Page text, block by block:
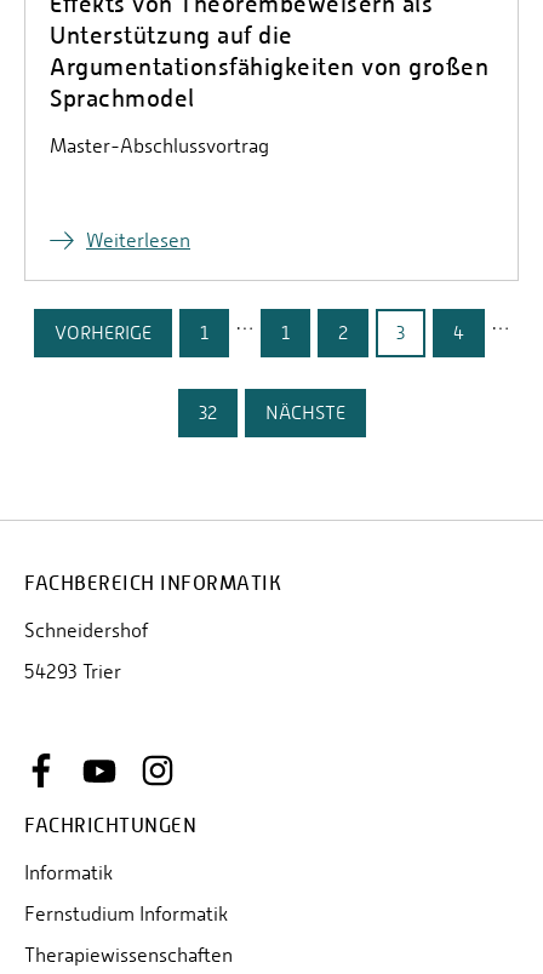
Unterstützung auf die
Argumentationsfähigkeiten von großen
Sprachmodel
Master-Abschlussvortrag
Weiterlesen
VORHERIGE 1 … 1 2 3 4 …
32 NÄCHSTE
FACHBEREICH INFORMATIK
Schneidershof
54293 Trier
FACHRICHTUNGEN
Informatik
Fernstudium Informatik
Therapiewissenschaften